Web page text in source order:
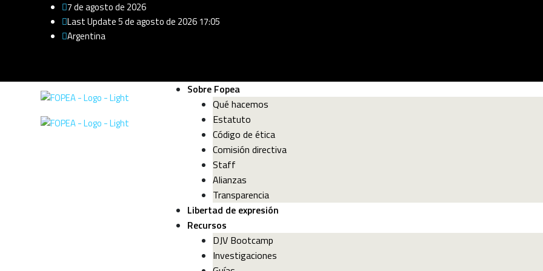
7 de agosto de 2026
Last Update 5 de agosto de 2026 17:05
Argentina
Sobre Fopea
Qué hacemos
Estatuto
Código de ética
Comisión directiva
Staff
Alianzas
Transparencia
Libertad de expresión
Recursos
DJV Bootcamp
Investigaciones